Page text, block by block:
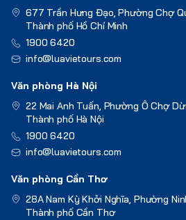
677 Trần Hưng Đạo, Phường Chợ
Thành phố Hồ Chí Minh
1900 6420
info@luavietours.com
Văn phòng Hà Nội
22 Mai Anh Tuấn, Phường Ô Chợ
Thành phố Hà Nội
1900 6420
info@luavietours.com
Văn phòng Cần Thơ
28A Nam Kỳ Khởi Nghĩa, Phường
Thành phố Cần Thơ